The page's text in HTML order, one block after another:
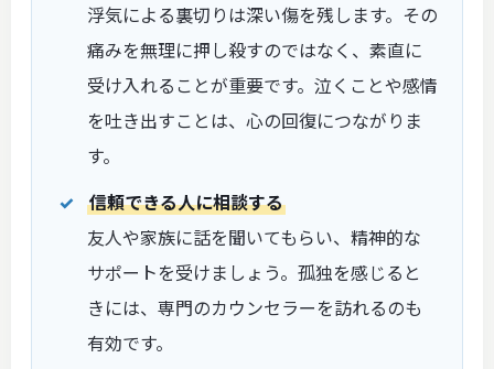
浮気による裏切りは深い傷を残します。その
痛みを無理に押し殺すのではなく、素直に
受け入れることが重要です。泣くことや感情
を吐き出すことは、心の回復につながりま
す。
信頼できる人に相談する
友人や家族に話を聞いてもらい、精神的な
サポートを受けましょう。孤独を感じると
きには、専門のカウンセラーを訪れるのも
有効です。